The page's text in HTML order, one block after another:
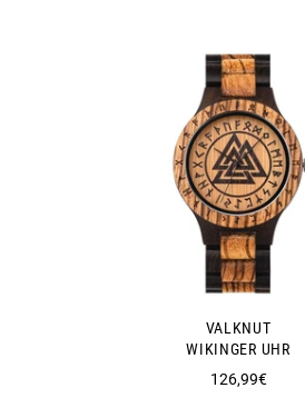
VALKNUT
WIKINGER UHR
Normaler
126,99€